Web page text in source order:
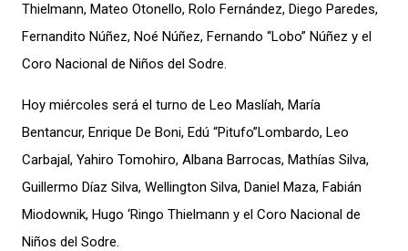
Thielmann, Mateo Otonello, Rolo Fernández, Diego Paredes,
Fernandito Núñez, Noé Núñez, Fernando “Lobo” Núñez y el
Coro Nacional de Niños del Sodre.
Hoy miércoles será el turno de Leo Maslíah, María
Bentancur, Enrique De Boni, Edú “Pitufo”Lombardo, Leo
Carbajal, Yahiro Tomohiro, Albana Barrocas, Mathías Silva,
Guillermo Díaz Silva, Wellington Silva, Daniel Maza, Fabián
Miodownik, Hugo ‘Ringo Thielmann y el Coro Nacional de
Niños del Sodre.